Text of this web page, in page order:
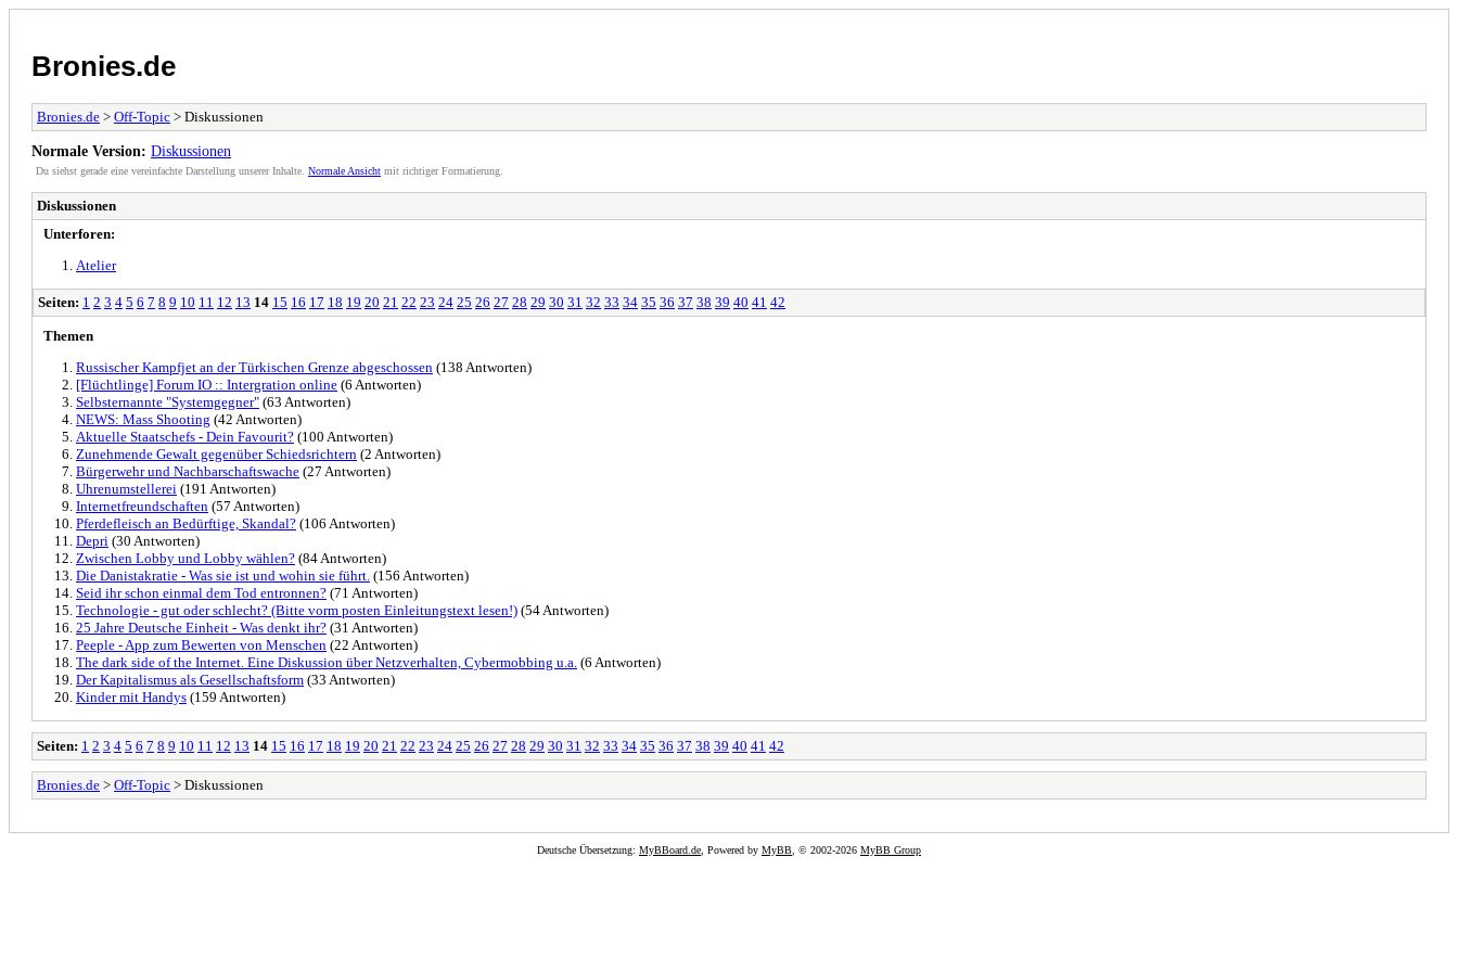
Bronies.de
Bronies.de > Off-Topic > Diskussionen
Normale Version: Diskussionen
Du siehst gerade eine vereinfachte Darstellung unserer Inhalte. Normale Ansicht mit richtiger Formatierung.
Diskussionen
Unterforen:
Atelier
Seiten: 1 2 3 4 5 6 7 8 9 10 11 12 13 14 15 16 17 18 19 20 21 22 23 24 25 26 27 28 29 30 31 32 33 34 35 36 37 38 39 40 41 42
Themen
Russischer Kampfjet an der Türkischen Grenze abgeschossen (138 Antworten)
[Flüchtlinge] Forum IO :: Intergration online (6 Antworten)
Selbsternannte "Systemgegner" (63 Antworten)
NEWS: Mass Shooting (42 Antworten)
Aktuelle Staatschefs - Dein Favourit? (100 Antworten)
Zunehmende Gewalt gegenüber Schiedsrichtern (2 Antworten)
Bürgerwehr und Nachbarschaftswache (27 Antworten)
Uhrenumstellerei (191 Antworten)
Internetfreundschaften (57 Antworten)
Pferdefleisch an Bedürftige, Skandal? (106 Antworten)
Depri (30 Antworten)
Zwischen Lobby und Lobby wählen? (84 Antworten)
Die Danistakratie - Was sie ist und wohin sie führt. (156 Antworten)
Seid ihr schon einmal dem Tod entronnen? (71 Antworten)
Technologie - gut oder schlecht? (Bitte vorm posten Einleitungstext lesen!) (54 Antworten)
25 Jahre Deutsche Einheit - Was denkt ihr? (31 Antworten)
Peeple - App zum Bewerten von Menschen (22 Antworten)
The dark side of the Internet. Eine Diskussion über Netzverhalten, Cybermobbing u.a. (6 Antworten)
Der Kapitalismus als Gesellschaftsform (33 Antworten)
Kinder mit Handys (159 Antworten)
Seiten: 1 2 3 4 5 6 7 8 9 10 11 12 13 14 15 16 17 18 19 20 21 22 23 24 25 26 27 28 29 30 31 32 33 34 35 36 37 38 39 40 41 42
Bronies.de > Off-Topic > Diskussionen
Deutsche Übersetzung: MyBBoard.de , Powered by MyBB , © 2002-2026 MyBB Group